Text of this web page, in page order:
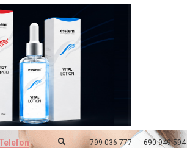
799 036 777 690 949 594